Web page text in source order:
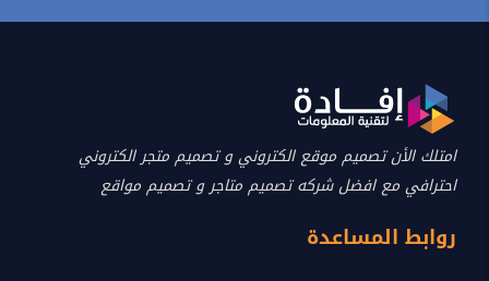
امتلك الأن تصميم موقع الكتروني و تصميم متجر الكتروني
احترافي مع افضل شركه تصميم متاجر و تصميم مواقع
روابط المساعدة